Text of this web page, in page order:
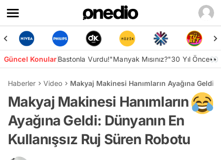
Güncel KonularBastonla Vurdu!"Manyak Mısınız?"30 Yıl Önce👀
Haberler Video Makyaj Makinesi Hanımların Ayağına
Makyaj Makinesi Hanımların
Ayağına Geldi: Dünyanın En
Kullanışsız Ruj Süren Robotu